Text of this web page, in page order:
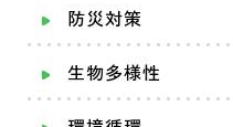
防災対策
生物多様性